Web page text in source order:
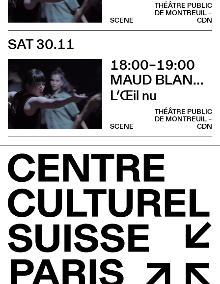
THÉÂTRE PUBLIC
DE MONTREUIL –
CDN
SCENE
SAT 30.11
18:00–19:00
MAUD BLANDEL
L’Œil nu
THÉÂTRE PUBLIC
DE MONTREUIL –
CDN
SCENE